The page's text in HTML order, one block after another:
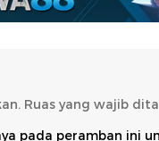
Ruas yang wajib
pada peramban ini